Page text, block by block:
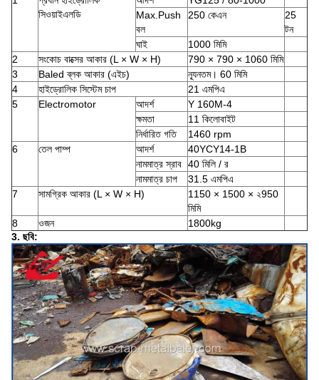
সিওয়াইএলডি
Max.Push
বল
250 কেএন
25
টন
ঘাই
1000 মিমি
2
সংকোচ বাক্সের আকার (L × W × H)
790 × 790 × 1060 মিমি
3
Baled ব্লক আকার (এইচ) ন্যূনতম। 60 মিমি
4
হাইড্রোলিক সিস্টেম চাপ
21 এমপিএ
5
Electromotor আদর্শ
Y 160M-4
ক্ষমতা
11 কিলোবাইট
নির্ধারিত গতি
1460 rpm
6
তেল পাম্প আদর্শ
40YCY14-1B
নামমাত্র স্রাব 40 মিলি / র
নামমাত্র চাপ
31.5 এমপিএ
7
সামগ্রিক আকার (L × W × H)
1150 × 1500 × ২950
মিমি
8
ওজন
1800kg
3. ছবি: